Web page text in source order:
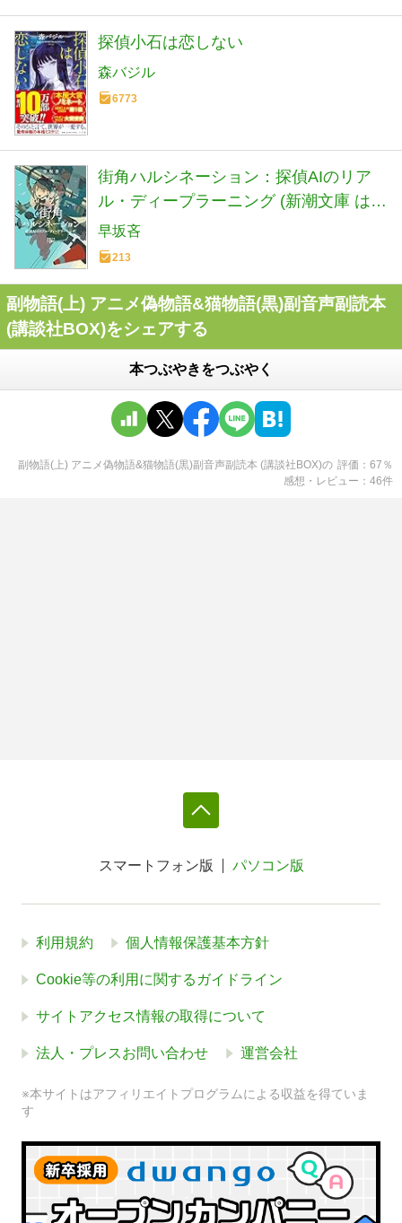
探偵小石は恋しない
森バジル
6773
街角ハルシネーション：探偵AIのリア
ル・ディープラーニング (新潮文庫 は
72-5)
早坂吝
213
副物語(上) アニメ偽物語&猫物語(黒)副音声副読本
(講談社BOX)をシェアする
本つぶやきをつぶやく
副物語(上) アニメ偽物語&猫物語(黒)副音声副読本 (講談社BOX)の 評価 67 ％
感想・レビュー
46件
スマートフォン版 パソコン版
利用規約 個人情報保護基本方針
Cookie等の利用に関するガイドライン
サイトアクセス情報の取得について
法人・プレスお問い合わせ 運営会社
※本サイトはアフィリエイトプログラムによる収益を得ていま
す